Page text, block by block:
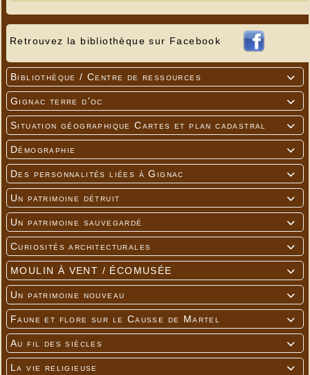
Retrouvez la bibliothèque sur Facebook

Bibliothèque / Centre de ressources

Gignac terre d'oc

Situation géographique Cartes et plan cadastral

Démographie

Des personnalités liées à Gignac

Un patrimoine détruit

Un patrimoine sauvegardé

Curiosités architecturales

MOULIN À VENT / ÉCOMUSÉE

Un patrimoine nouveau

Faune et flore sur le Causse de Martel

Au fil des siècles

La vie religieuse